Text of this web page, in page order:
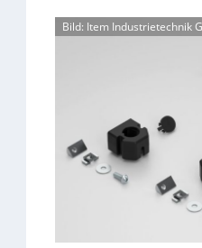
Bild: Item Industrietechnik